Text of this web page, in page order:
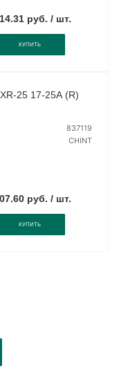
руб. / шт.
КУПИТЬ
25 17-25А (R)
837119
CHINT
руб. / шт.
КУПИТЬ